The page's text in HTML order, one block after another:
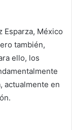
Esparza, México
también,
ello, los
actualmente en